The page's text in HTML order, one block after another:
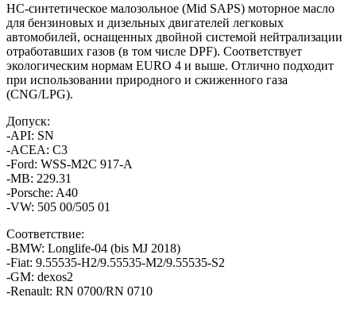
HC-синтетическое малозольное (Mid SAPS) моторное масло
для бензиновых и дизельных двигателей легковых
автомобилей, оснащенных двойной системой нейтрализации
отработавших газов (в том числе DPF). Cоответствует
экологическим нормам EURO 4 и выше. Отлично подходит
при использовании природного и сжиженного газа
(CNG/LPG).
Допуск:
-API: SN
-ACEA: C3
-Ford: WSS-M2C 917-A
-MB: 229.31
-Porsche: A40
-VW: 505 00/505 01
Соответствие:
-BMW: Longlife-04 (bis MJ 2018)
-Fiat: 9.55535-H2/9.55535-M2/9.55535-S2
-GM: dexos2
-Renault: RN 0700/RN 0710